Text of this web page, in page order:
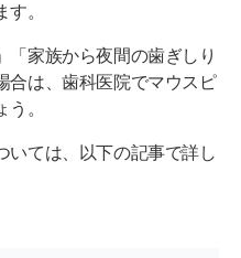
。
「家族から夜間の歯ぎしり
合は、歯科医院でマウスピ
。
いては、以下の記事で詳し